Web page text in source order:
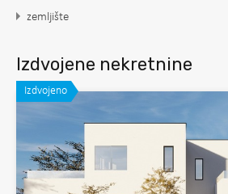
zemljište
Izdvojene nekretnine
Izdvojeno